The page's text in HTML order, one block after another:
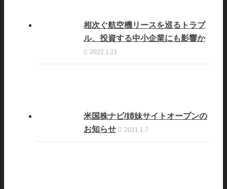
相次ぐ航空機リースを巡るトラブ
ル、投資する中小企業にも影響か
2022.1.21
米国株ナビ/姉妹サイトオープンの
お知らせ
2021.1.7